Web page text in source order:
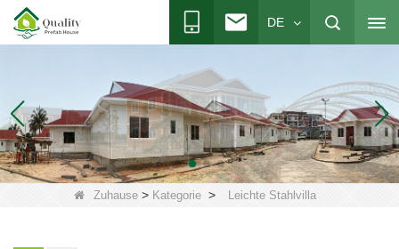
DE
Zuhause > Kategorie > Leichte Stahlvilla